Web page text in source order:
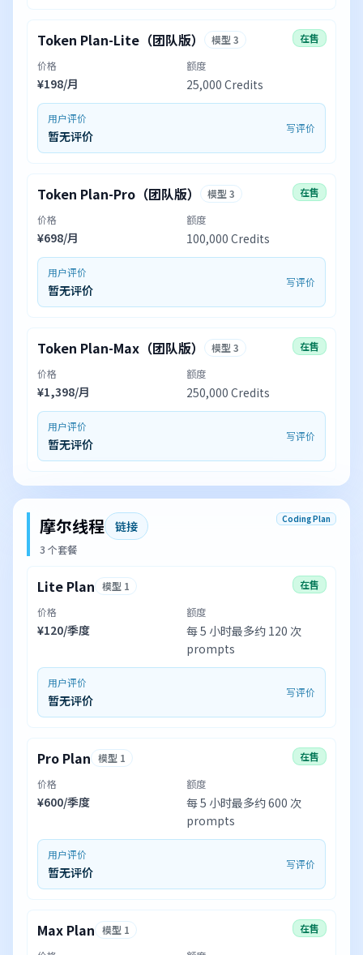
Token Plan-Lite（团队版） 模型 3
在售
价格
¥198/月
额度
25,000 Credits
用户评价
暂无评价
写评价
Token Plan-Pro（团队版） 模型 3
在售
价格
¥698/月
额度
100,000 Credits
用户评价
暂无评价
写评价
Token Plan-Max（团队版） 模型 3
在售
价格
¥1,398/月
额度
250,000 Credits
用户评价
暂无评价
写评价
摩尔线程 链接
3 个套餐
Coding Plan
Lite Plan 模型 1
在售
价格
¥120/季度
额度
每 5 小时最多约 120 次
prompts
用户评价
暂无评价
写评价
Pro Plan 模型 1
在售
价格
¥600/季度
额度
每 5 小时最多约 600 次
prompts
用户评价
暂无评价
写评价
Max Plan 模型 1
在售